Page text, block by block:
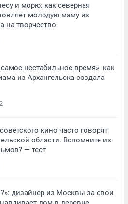
и морю: как северная
молодую маму из
на творчество
нестабильное время»: как
из Архангельска создала
кино часто говорят
области. Вспомните из
— тест
дизайнер из Москвы за свои